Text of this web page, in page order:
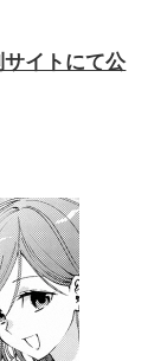
イトにて公